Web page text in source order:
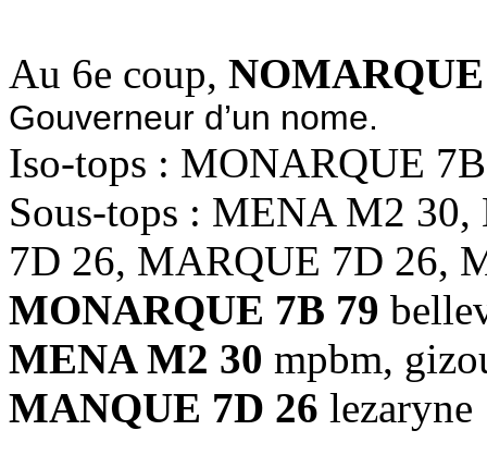
Au 6e coup,
Gouverneur d’un nome.
Iso-tops : MONARQUE
Sous-tops : MENA M2
7D 26, MARQUE 7D 26,
MONARQUE 7B 79
MENA M2 30 mpbm,
MANQUE 7D 26 lezaryne